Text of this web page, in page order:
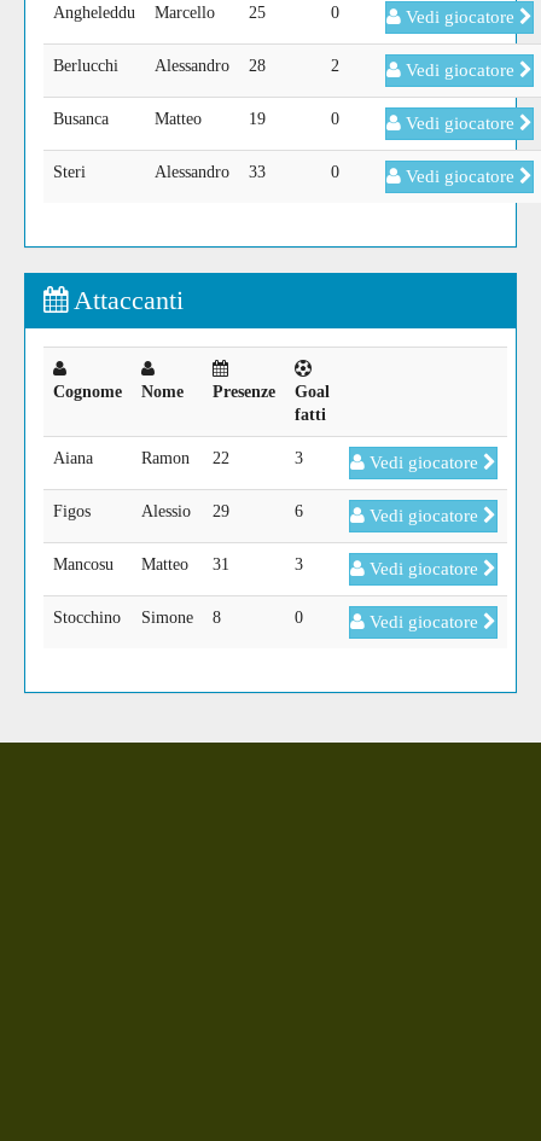
Angheleddu Marcello 25 0 Vedi giocatore
Berlucchi Alessandro 28 2 Vedi giocatore
Busanca Matteo 19 0 Vedi giocatore
Steri Alessandro 33 0 Vedi giocatore
Attaccanti
Cognome Nome Presenze
Goal
fatti
Aiana Ramon 22 3 Vedi giocatore
Figos Alessio 29 6 Vedi giocatore
Mancosu Matteo 31 3 Vedi giocatore
Stocchino Simone 8 0 Vedi giocatore